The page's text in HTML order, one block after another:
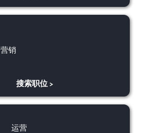
​​​​营销
搜索职位>
​​​​​运营